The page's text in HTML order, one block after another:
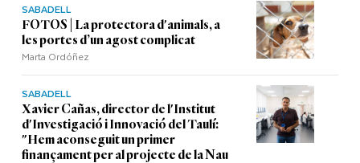
SABADELL
FOTOS | La protectora d'animals, a
les portes d’un agost complicat
Marta Ordóñez
SABADELL
Xavier Cañas, director de l'Institut
d'Investigació i Innovació del Taulí:
"Hem aconseguit un primer
finançament per al projecte de la Nau